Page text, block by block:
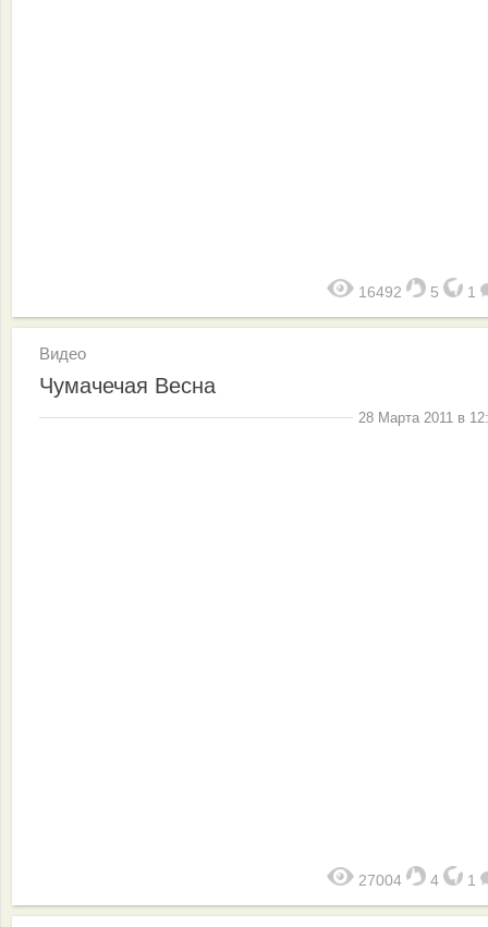
16492 5 1
Видео
Чумачечая Весна
28 Марта 2011 в
27004 4 1